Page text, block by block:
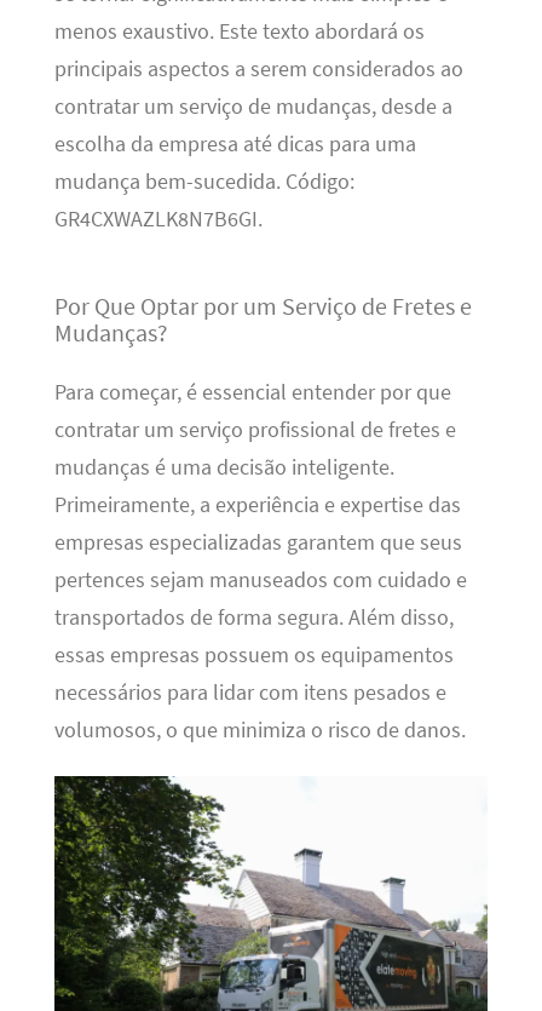
menos exaustivo. Este texto abordará os
principais aspectos a serem considerados ao
contratar um serviço de mudanças, desde a
escolha da empresa até dicas para uma
mudança bem-sucedida. Código:
GR4CXWAZLK8N7B6GI.
Por Que Optar por um Serviço de Fretes e
Mudanças?
Para começar, é essencial entender por que
contratar um serviço profissional de fretes e
mudanças é uma decisão inteligente.
Primeiramente, a experiência e expertise das
empresas especializadas garantem que seus
pertences sejam manuseados com cuidado e
transportados de forma segura. Além disso,
essas empresas possuem os equipamentos
necessários para lidar com itens pesados e
volumosos, o que minimiza o risco de danos.